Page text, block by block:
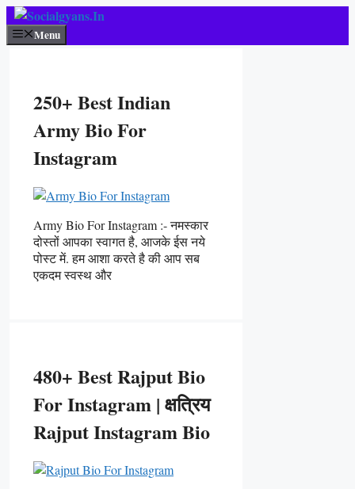
Skip
To
Content
Menu
250+ Best Indian
Army Bio For
Instagram
Army Bio For Instagram :- नमस्कार
दोस्तों आपका स्वागत है, आजके ईस नये
पोस्ट में. हम आशा करते है की आप सब
एकदम स्वस्थ और
480+ Best Rajput Bio
For Instagram | क्षत्रिय
Rajput Instagram Bio